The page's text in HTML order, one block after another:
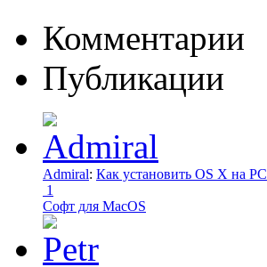
Комментарии
Публикации
Admiral: Как установить OS X на PC
1
Софт для MacOS